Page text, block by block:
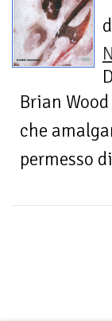
Brian
che
permesso